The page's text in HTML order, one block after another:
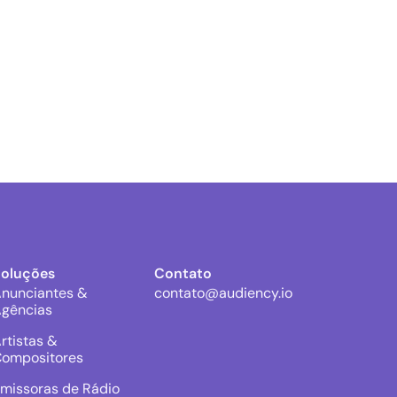
&
&
de Rádio
Contato
contato@audiency.io